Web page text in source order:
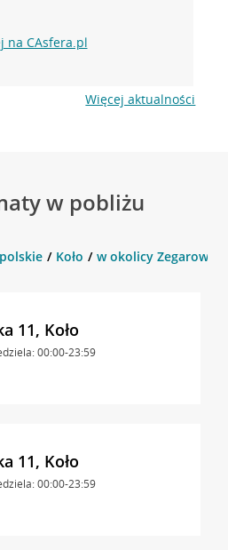
na CAsfera.pl
Więcej aktualności
w pobliżu
Koło w okolicy Zegarowa 9
11, Koło
00:00-23:59
11, Koło
00:00-23:59